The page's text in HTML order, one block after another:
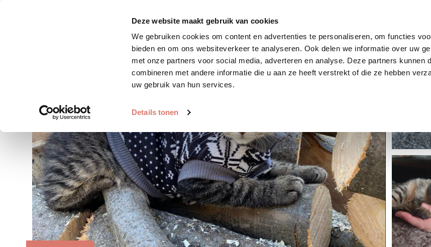
Deze website maakt gebruik van cookies
We gebruiken cookies om content en advertenties te personaliseren, om functies
bieden en om ons websiteverkeer te analyseren. Ook delen we informatie over uw
met onze partners voor social media, adverteren en analyse. Deze partners kunnen
combineren met andere informatie die u aan ze heeft verstrekt of die ze hebben
uw gebruik van hun services.
Details tonen
Zoek huisdier Plaats huisdier Hoe werkt het?